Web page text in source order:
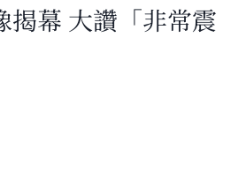
揭幕 大讚「非常震